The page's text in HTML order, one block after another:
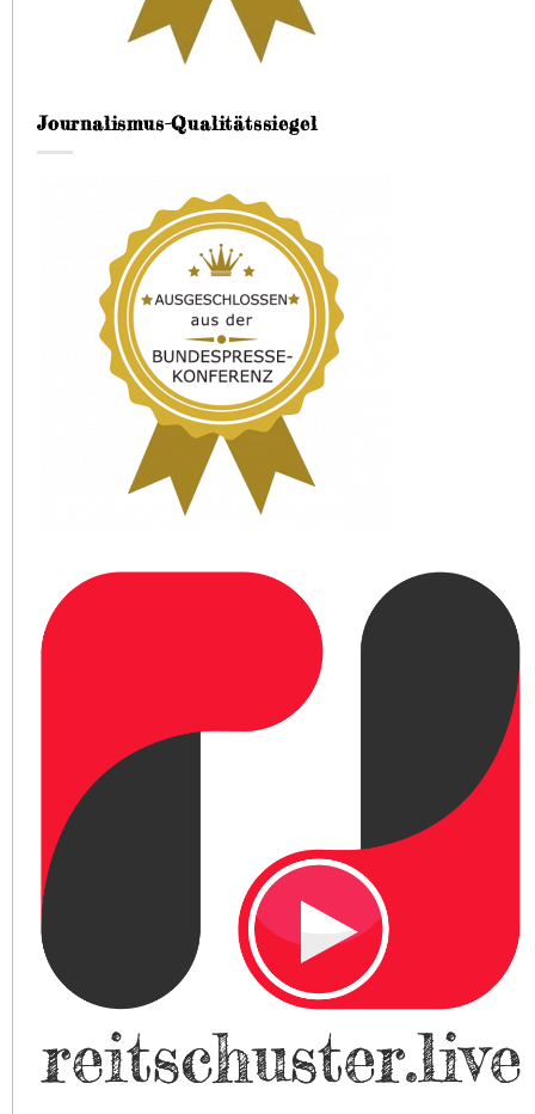
Journalismus-Qualitätssiegel